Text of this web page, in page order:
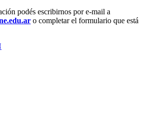
podés escribirnos por e-mail a
o completar el formulario que está